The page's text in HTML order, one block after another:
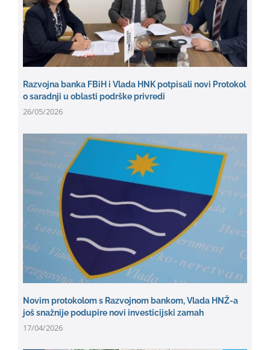
Razvojna banka FBiH i Vlada HNK potpisali novi Protokol
o saradnji u oblasti podrške privredi
26/05/2026
Novim protokolom s Razvojnom bankom, Vlada HNŽ-a
još snažnije podupire novi investicijski zamah
17/04/2026